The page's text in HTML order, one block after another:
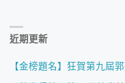
近期更新
【金榜題名】狂賀第九屆